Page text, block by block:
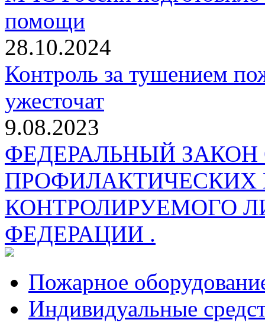
помощи
28.10.2024
Контроль за тушением
ужесточат
9.08.2023
ФЕДЕРАЛЬНЫЙ
КОНТРОЛИРУЕМОГО
ФЕДЕРАЦИИ .
Пожарное
Индивидуальные